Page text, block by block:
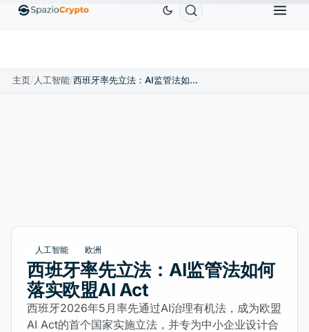
EthereumETHUS$1,880.58 TetherUSDT ↑0.00%
主页/ 人工智能/ 西班牙率先立法：AI监管法如何落实欧盟AI Act
人工智能 欧洲
西班牙率先立法：AI监管法如何
落实欧盟AI Act
西班牙2026年5月率先通过AI治理有机法，成为欧盟
AI Act的首个国家实施立法，并专为中小企业设计合